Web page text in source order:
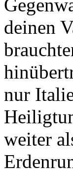
deinen
nur
weiter